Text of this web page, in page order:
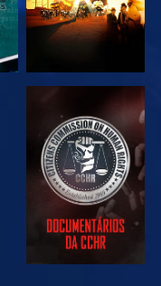
VER